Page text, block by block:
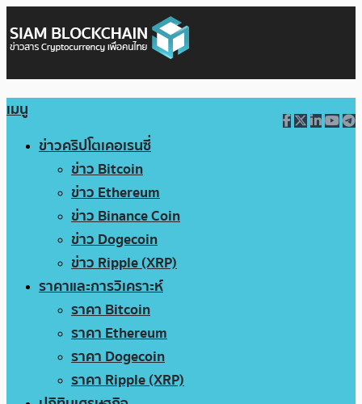
เมนู
ข่าวคริปโตเคอเรนซี่
ข่าว Bitcoin
ข่าว Ethereum
ข่าว Binance Coin
ข่าว Dogecoin
ข่าว Ripple (XRP)
ราคาและการวิเคราะห์
ราคา Bitcoin
ราคา Ethereum
ราคา Dogecoin
ราคา Ripple (XRP)